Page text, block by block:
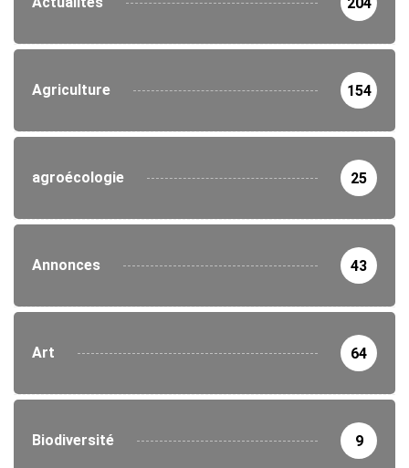
Agriculture 154
agroécologie 25
Annonces 43
Art 64
Biodiversité 9